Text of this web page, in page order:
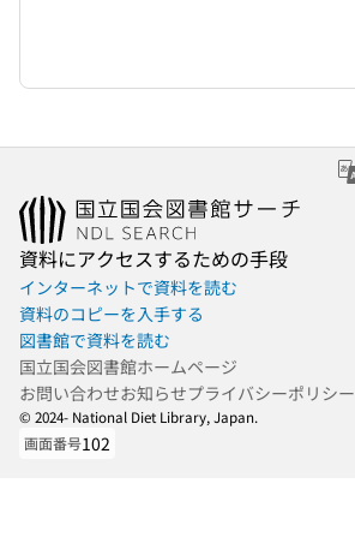
資料にアクセスするための手段
インターネットで資料を読む
資料のコピーを入手する
図書館で資料を読む
国立国会図書館ホームページ
お問い合わせお知らせプライバシーポリシー
© 2024- National Diet Library, Japan.
画面番号102